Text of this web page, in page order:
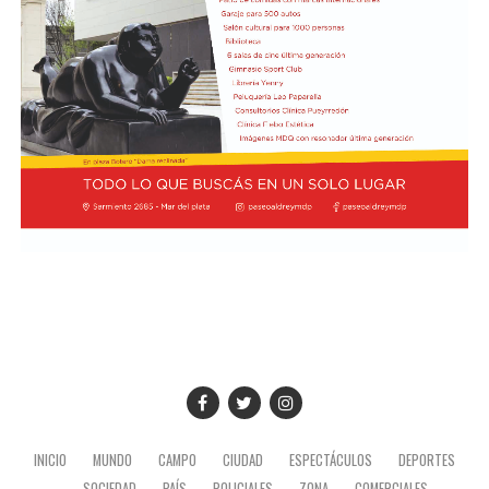
"Varias veces tuve ocasión de conocerle y hablar con él",
recordó Prevost sobre Bergoglio. Ahora, como Papa,
regresará a la Argentina con San Lorenzo a la
expectativa de una decisión del Vaticano que podría
quedar grabada en la historia del club.
situación derivó en el retiro del embajador brasileño en
Buenos Aires, Julio Bitelli.
Desde el Palacio del Planalto, el canciller Mauro
Vieira calificó los insultos del mandatario argentino
como "graves e inaceptables". Por su parte, Brasil decidió
reducir su representación en el país al nivel de
encargado de negocios.
Quirno afirmó en conferencia de prensa
que Argentina decidió no llevar el conflicto a una
instancia diplomática mayor. El funcionario sostuvo que
existían otros caminos para preservar el vínculo entre
INICIO MUNDO CAMPO CIUDAD ESPECTÁCULOS
DEPORTES